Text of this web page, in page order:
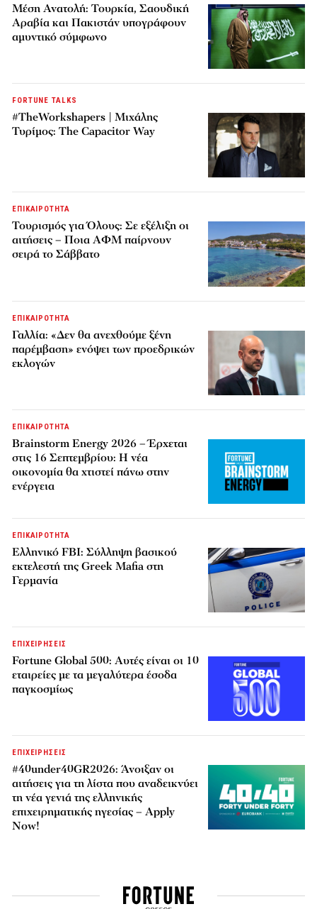
Μέση Ανατολή: Τουρκία, Σαουδική
Αραβία και Πακιστάν υπογράφουν
αμυντικό σύμφωνο
FORTUNE TALKS
#TheWorkshapers | Μιχάλης
Τυρίμος: The Capacitor Way
ΕΠΙΚΑΙΡΟΤΗΤΑ
Τουρισμός για Όλους: Σε εξέλιξη οι
αιτήσεις – Ποια ΑΦΜ παίρνουν
σειρά το Σάββατο
ΕΠΙΚΑΙΡΟΤΗΤΑ
Γαλλία: «Δεν θα ανεχθούμε ξένη
παρέμβαση» ενόψει των προεδρικών
εκλογών
ΕΠΙΚΑΙΡΟΤΗΤΑ
Brainstorm Energy 2026 – Έρχεται
στις 16 Σεπτεμβρίου: Η νέα
οικονομία θα χτιστεί πάνω στην
ενέργεια
ΕΠΙΚΑΙΡΟΤΗΤΑ
Ελληνικό FBI: Σύλληψη βασικού
εκτελεστή της Greek Mafia στη
Γερμανία
ΕΠΙΧΕΙΡΗΣΕΙΣ
Fortune Global 500: Αυτές είναι οι 10
εταιρείες με τα μεγαλύτερα έσοδα
παγκοσμίως
ΕΠΙΧΕΙΡΗΣΕΙΣ
#40under40GR2026: Άνοιξαν οι
αιτήσεις για τη λίστα που αναδεικνύει
τη νέα γενιά της ελληνικής
επιχειρηματικής ηγεσίας – Apply
Now!